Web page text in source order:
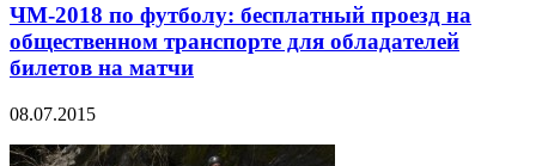
ЧМ-2018 по футболу: бесплатный проезд на
общественном транспорте для обладателей
билетов на матчи
08.07.2015